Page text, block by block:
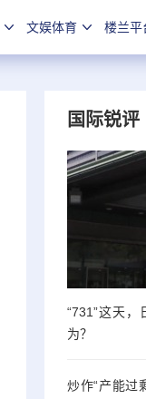
文娱体育 楼兰平
国际锐评
“731”这天，
为？
炒作“产能过